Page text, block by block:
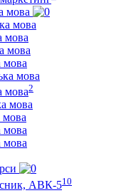
мова
мова
мова
мова
мова
мова
мова2
мова
мова
мова
мова
АВК-510